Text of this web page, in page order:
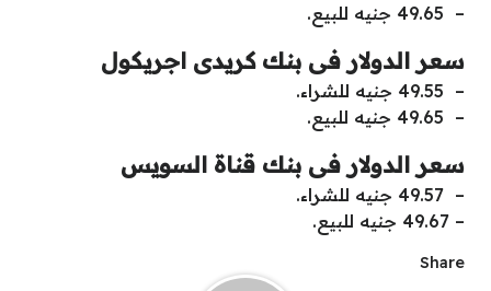
– 49.65 جنيه للبيع.
سعر الدولار فى بنك كريدى اجريكول
– 49.55 جنيه للشراء.
– 49.65 جنيه للبيع.
سعر الدولار فى بنك قناة السويس
– 49.57 جنيه للشراء.
– 49.67 جنيه للبيع.
Share